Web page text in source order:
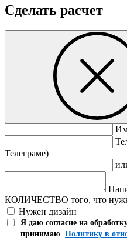
Сделать расчет
Телеграме)
КОЛИЧЕСТВО того, что
Нужен дизайн
Я даю согласие на
принимаю Политику в